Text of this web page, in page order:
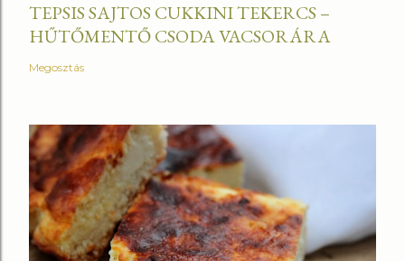
TEPSIS SAJTOS CUKKINI TEKERCS –
HŰTŐMENTŐ CSODA VACSORÁRA
Megosztás